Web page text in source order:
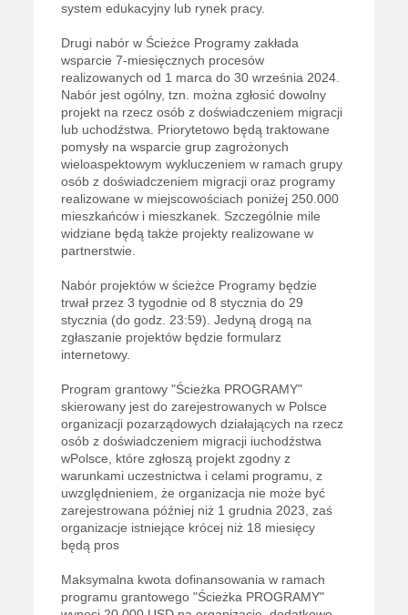
system edukacyjny lub rynek pracy.
Drugi nabór w Ścieżce Programy zakłada
wsparcie 7-miesięcznych procesów
realizowanych od 1 marca do 30 września 2024.
Nabór jest ogólny, tzn. można zgłosić dowolny
projekt na rzecz osób z doświadczeniem migracji
lub uchodźstwa. Priorytetowo będą traktowane
pomysły na wsparcie grup zagrożonych
wieloaspektowym wykluczeniem w ramach grupy
osób z doświadczeniem migracji oraz programy
realizowane w miejscowościach poniżej 250.000
mieszkańców i mieszkanek. Szczególnie mile
widziane będą także projekty realizowane w
partnerstwie.
Nabór projektów w ścieżce Programy będzie
trwał przez 3 tygodnie od 8 stycznia do 29
stycznia (do godz. 23:59). Jedyną drogą na
zgłaszanie projektów będzie formularz
internetowy.
Program grantowy "Ścieżka PROGRAMY"
skierowany jest do zarejestrowanych w Polsce
organizacji pozarządowych działających na rzecz
osób z doświadczeniem migracji iuchodźstwa
wPolsce, które zgłoszą projekt zgodny z
warunkami uczestnictwa i celami programu, z
uwzględnieniem, że organizacja nie może być
zarejestrowana później niż 1 grudnia 2023, zaś
organizacje istniejące krócej niż 18 miesięcy
będą pros
Maksymalna kwota dofinansowania w ramach
programu grantowego "Ścieżka PROGRAMY"